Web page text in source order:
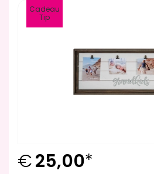
Cadeau
Tip
€25,00*